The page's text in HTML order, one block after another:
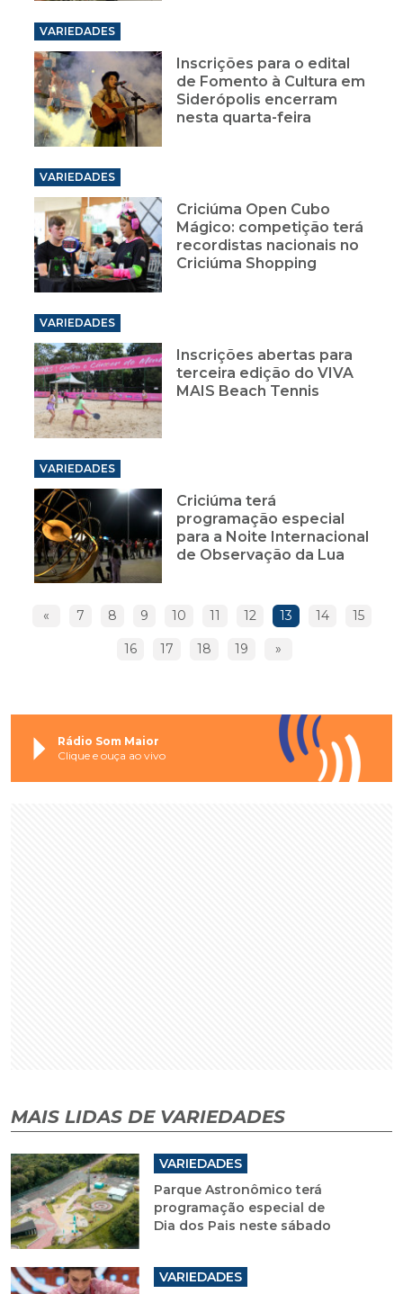
VARIEDADES
Inscrições para o edital
de Fomento à Cultura em
Siderópolis encerram
nesta quarta-feira
VARIEDADES
Criciúma Open Cubo
Mágico: competição terá
recordistas nacionais no
Criciúma Shopping
VARIEDADES
Inscrições abertas para
terceira edição do VIVA
MAIS Beach Tennis
VARIEDADES
Criciúma terá
programação especial
para a Noite Internacional
de Observação da Lua
« 7 8 9 10 11 12 13 14 15
16 17 18 19 »
Rádio Som Maior
Clique e ouça ao vivo
MAIS LIDAS DE VARIEDADES
VARIEDADES
Parque Astronômico terá
programação especial de
Dia dos Pais neste sábado
VARIEDADES